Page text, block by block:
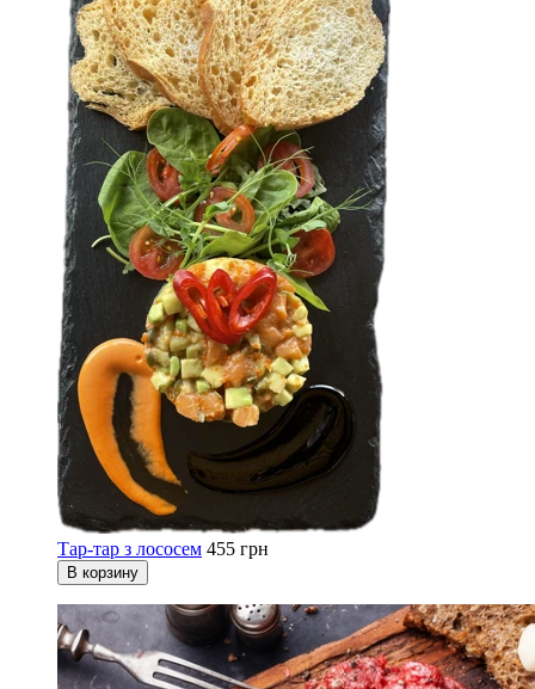
Тар-тар з лососем 455 грн
В корзину